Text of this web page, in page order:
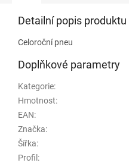
Detailní popis produktu
Celoroční pneu
Doplňkové parametry
Kategorie:
Hmotnost:
EAN:
Značka:
Šířka:
Profil :